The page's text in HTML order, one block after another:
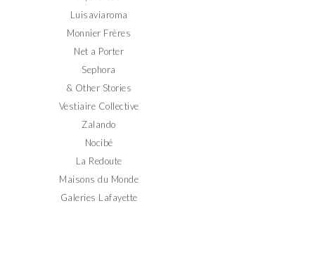
Luisaviaroma
Monnier Frères
Net a Porter
Sephora
& Other Stories
Vestiaire Collective
Zalando
Nocibé
La Redoute
Maisons du Monde
Galeries Lafayette